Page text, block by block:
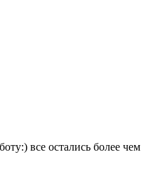
все остались более чем